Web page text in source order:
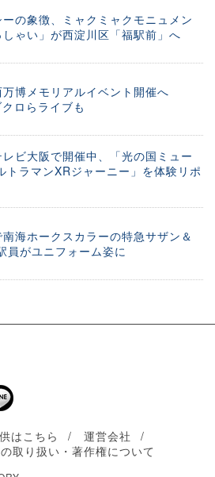
の象徴、ミャクミャクモニュメン
しゃい」が西淀川区「福駅前」へ
万博メモリアルイベント開催へ
ロらライブも
レビ大阪で開催中、「光の国ミュー
トラマンXRジャーニー」を体験リポ
海ホークスカラーの特急サザン＆
がユニフォーム姿に
はこちら
運営会社
取り扱い・著作権について